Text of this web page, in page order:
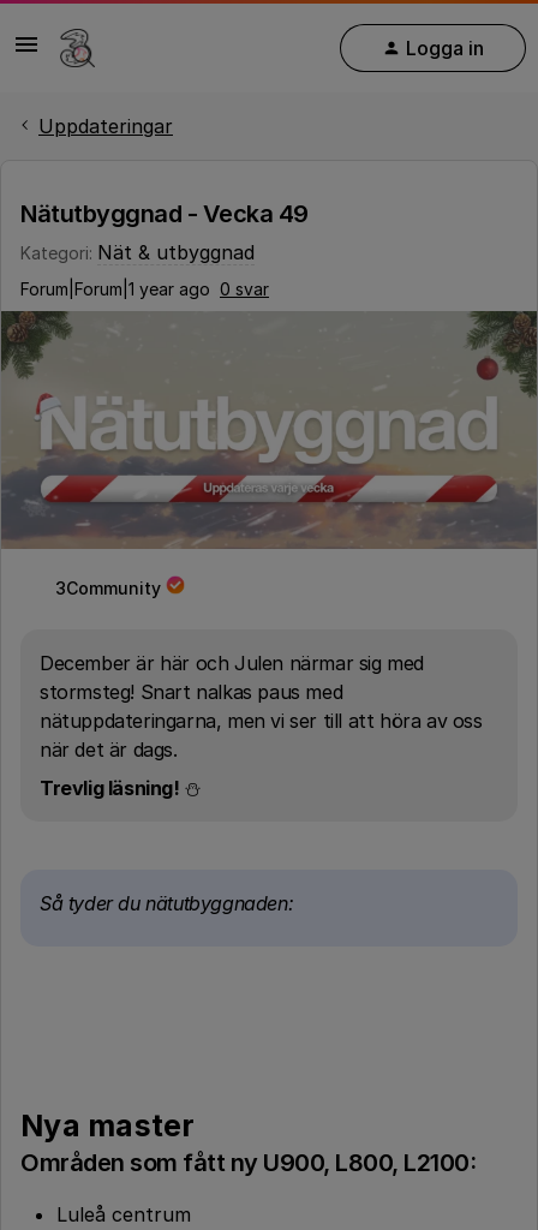
Logga in
Uppdateringar
Nätutbyggnad - Vecka 49
Kategori: Nät & utbyggnad
Forum|Forum|1 year ago 0 svar
3Community
December är här och Julen närmar sig med
stormsteg! Snart nalkas paus med
nätuppdateringarna, men vi ser till att höra av oss
när det är dags.
Trevlig läsning! ⛄
Så tyder du nätutbyggnaden:
Nya master
Områden som fått ny U900, L800, L2100:
Luleå centrum